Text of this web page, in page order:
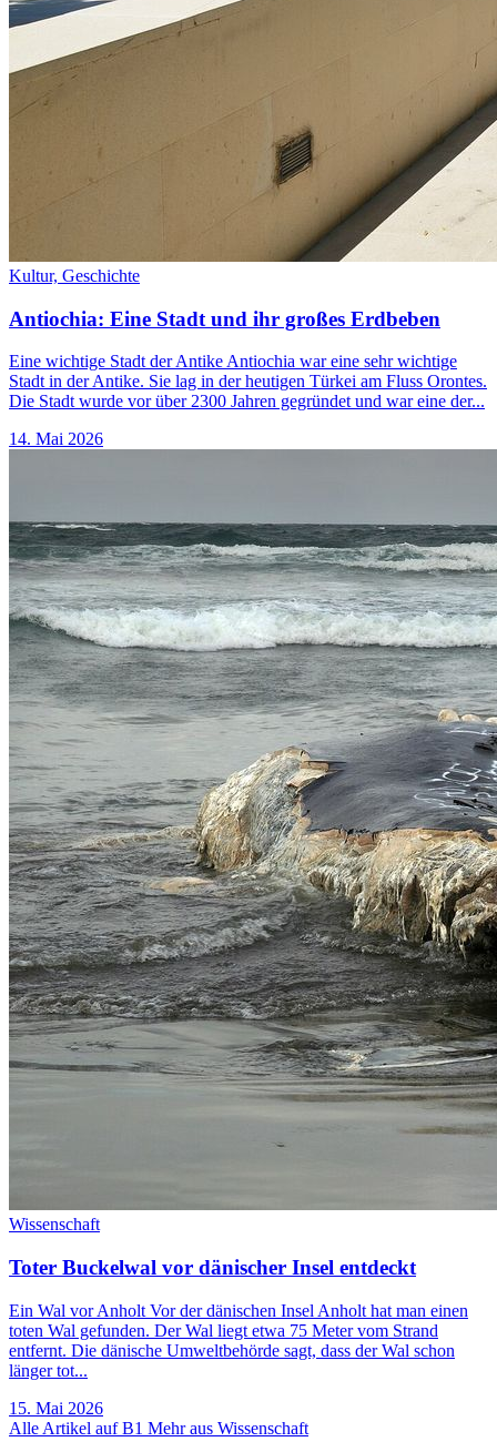
Kultur, Geschichte
Antiochia: Eine Stadt und ihr großes Erdbeben
Eine wichtige Stadt der Antike Antiochia war eine sehr wichtige
Stadt in der Antike. Sie lag in der heutigen Türkei am Fluss Orontes.
Die Stadt wurde vor über 2300 Jahren gegründet und war eine der...
14. Mai 2026
Wissenschaft
Toter Buckelwal vor dänischer Insel entdeckt
Ein Wal vor Anholt Vor der dänischen Insel Anholt hat man einen
toten Wal gefunden. Der Wal liegt etwa 75 Meter vom Strand
entfernt. Die dänische Umweltbehörde sagt, dass der Wal schon
länger tot...
15. Mai 2026
Alle Artikel auf B1 Mehr aus Wissenschaft